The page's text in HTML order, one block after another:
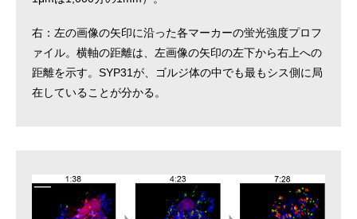
右：左の画像の矢印に沿った各マーカーの蛍光強度プロフ
ァイル。横軸の距離は、左画像の矢印の左下から右上への
距離を示す。SYP31が、ゴルジ体の中でも最もシス側に局
在していることが分かる。